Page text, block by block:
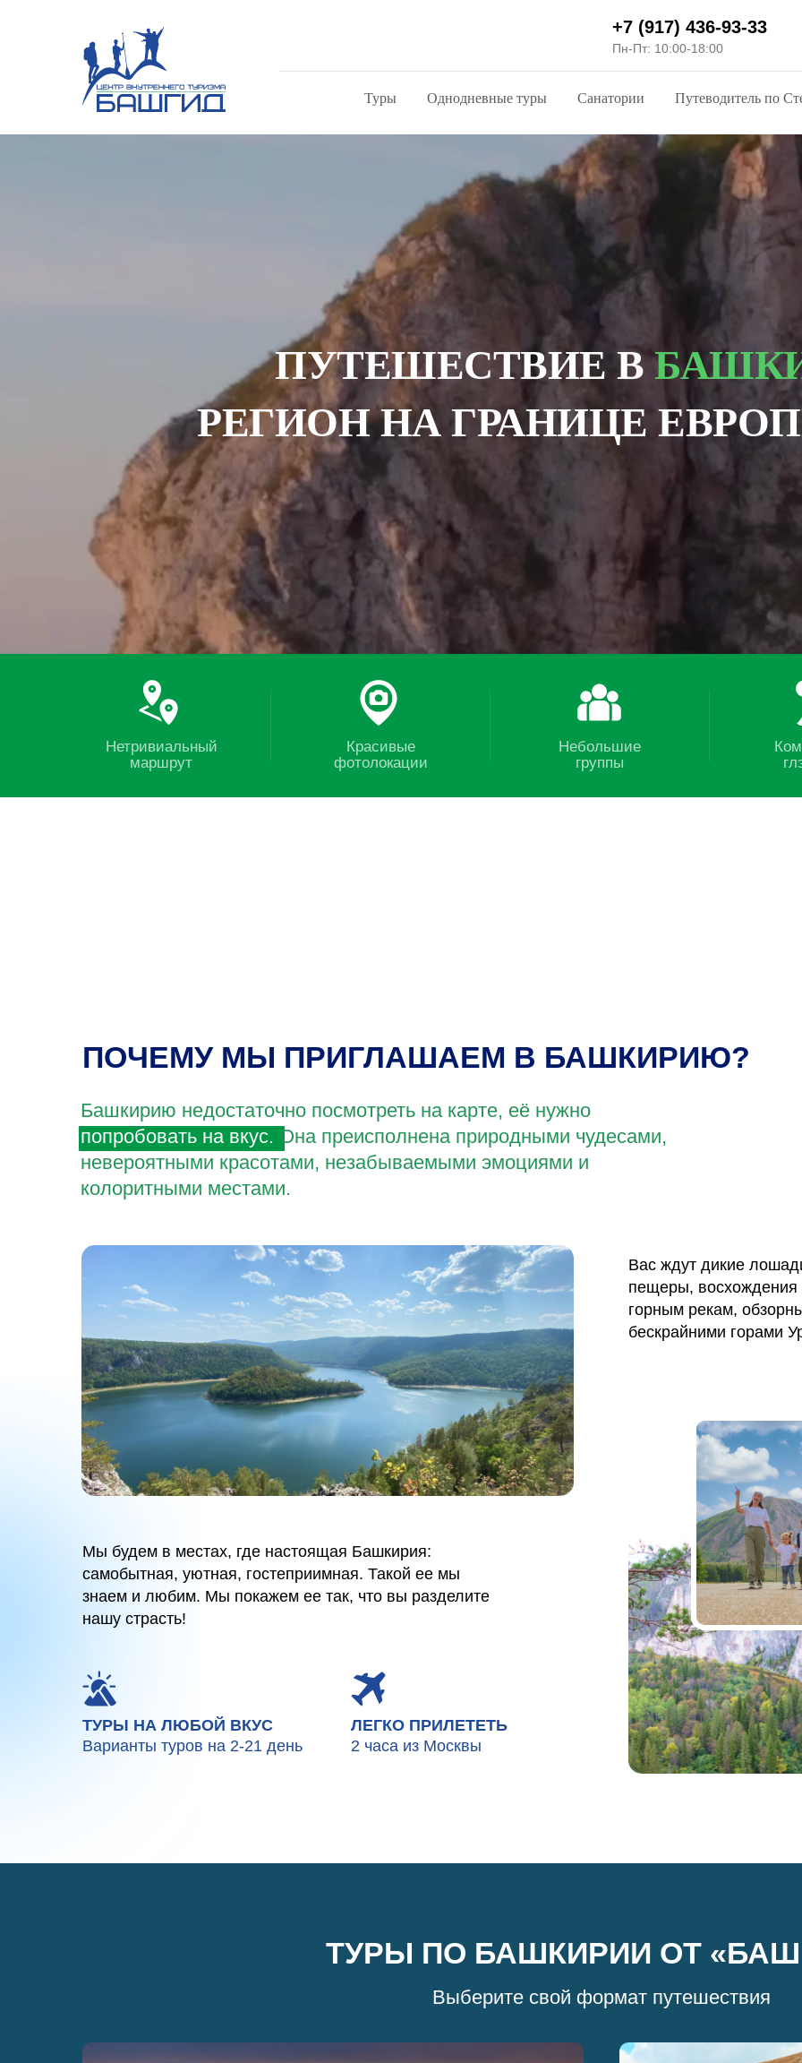
+7 (917) 436-93-33
Пн-Пт: 10:00-18:00
Туры Однодневные туры Санатории Путеводитель по
ПУТЕШЕСТВИЕ В
РЕГИОН НА ГРАНИЦЕ
Нетривиальный
маршрут
Красивые
фотолокации
Небольшие
группы
Башкирию недостаточно посмотреть на карте, её нужно
попробовать на вкус. Она преисполнена природными чудесами,
невероятными красотами, незабываемыми эмоциями и
колоритными местами.
ПОЧЕМУ МЫ ПРИГЛАШАЕМ В БАШКИРИЮ?
Вас ждут дикие
пещеры, восхождения
горным рекам,
бескрайними горами
Мы будем в местах, где настоящая Башкирия:
самобытная, уютная, гостеприимная. Такой ее мы
знаем и любим. Мы покажем ее так, что вы разделите
нашу страсть!
ЛЕГКО ПРИЛЕТЕТЬ
2 часа из Москвы
ТУРЫ НА ЛЮБОЙ ВКУС
Варианты туров на 2-21 день
Выберите свой формат путешествия
ТУРЫ ПО БАШКИРИИ ОТ